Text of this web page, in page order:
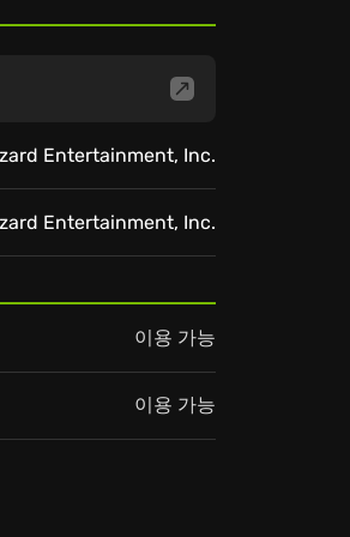
Entertainment, Inc.
Entertainment, Inc.
이용 가능
이용 가능